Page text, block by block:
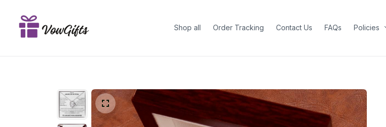
Shop all Order Tracking Contact Us FAQs Policies